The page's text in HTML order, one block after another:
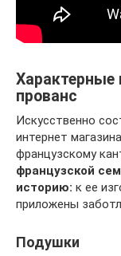
Характерные
прованс
Искусственно
интернет
французскому
французской
историю: к ее
приложены
Подушки